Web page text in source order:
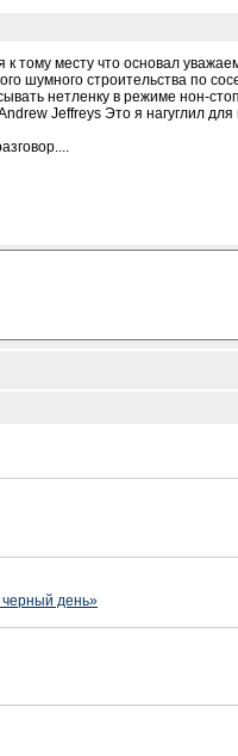
к тому месту что основал
шумного строительства по
нетленку в режиме нон-
Jeffreys Это я нагуглил
день»